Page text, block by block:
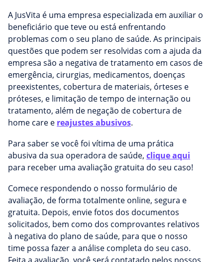
A JusVita é uma empresa especializada em auxiliar o
beneficiário que teve ou está enfrentando
problemas com o seu plano de saúde. As principais
questões que podem ser resolvidas com a ajuda da
empresa são a negativa de tratamento em casos de
emergência, cirurgias, medicamentos, doenças
preexistentes, cobertura de materiais, órteses e
próteses, e limitação de tempo de internação ou
tratamento, além de negação de cobertura de
home care e reajustes abusivos.
Para saber se você foi vítima de uma prática
abusiva da sua operadora de saúde, clique aqui
para receber uma avaliação gratuita do seu caso!
Comece respondendo o nosso formulário de
avaliação, de forma totalmente online, segura e
gratuita. Depois, envie fotos dos documentos
solicitados, bem como dos comprovantes relativos
à negativa do plano de saúde, para que o nosso
time possa fazer a análise completa do seu caso.